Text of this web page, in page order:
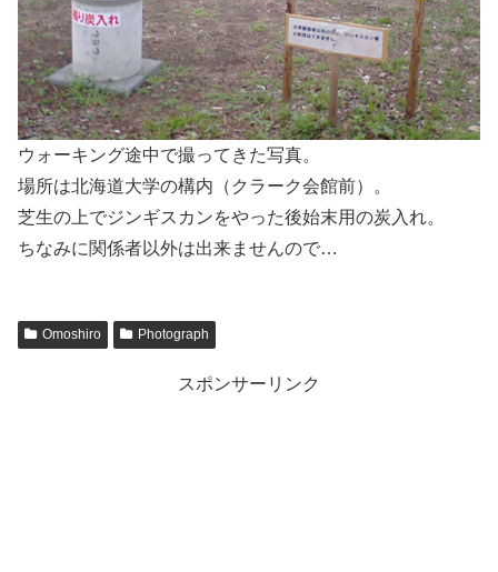
ウォーキング途中で撮ってきた写真。
場所は北海道大学の構内（クラーク会館前）。
芝生の上でジンギスカンをやった後始末用の炭入れ。
ちなみに関係者以外は出来ませんので…
Omoshiro Photograph
スポンサーリンク